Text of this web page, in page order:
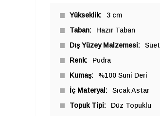
Yükseklik
3 cm
Taban
Hazır Taban
Dış Yüzey Malzemesi
Süet
Renk
Pudra
Kumaş
%100 Suni Deri
İç Materyal
Sıcak Astar
Topuk Tipi
Düz Topuklu